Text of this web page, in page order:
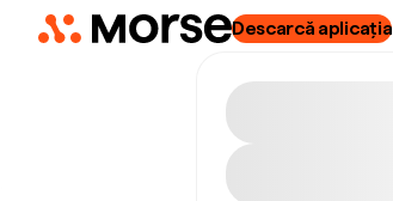
Descarcă aplicația